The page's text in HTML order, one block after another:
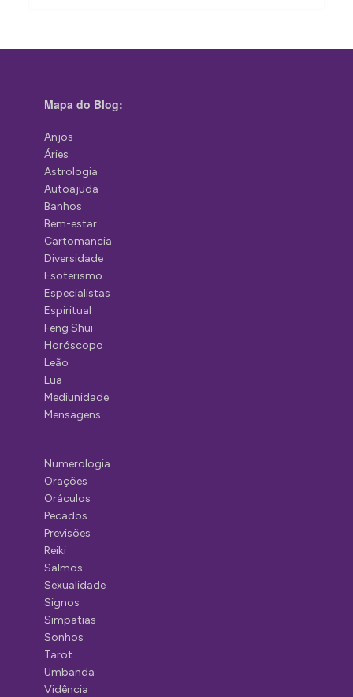
Mapa do Blog:
Anjos
Áries
Astrologia
Autoajuda
Banhos
Bem-estar
Cartomancia
Diversidade
Esoterismo
Especialistas
Espiritual
Feng Shui
Horóscopo
Leão
Lua
Mediunidade
Mensagens
Numerologia
Orações
Oráculos
Pecados
Previsões
Reiki
Salmos
Sexualidade
Signos
Simpatias
Sonhos
Tarot
Umbanda
Vidência